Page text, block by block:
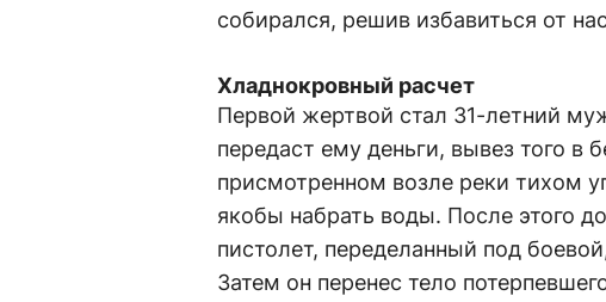
собирался, решив избавиться от
Хладнокровный расчет
Первой жертвой стал 31-летний
передаст ему деньги, вывез того в
присмотренном возле реки тихом
якобы набрать воды. После этого
пистолет, переделанный под
Затем он перенес тело